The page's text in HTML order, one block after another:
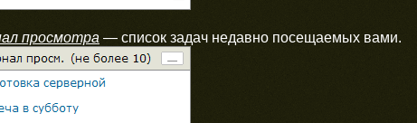
просмотра — список задач недавно посещаемых вами.